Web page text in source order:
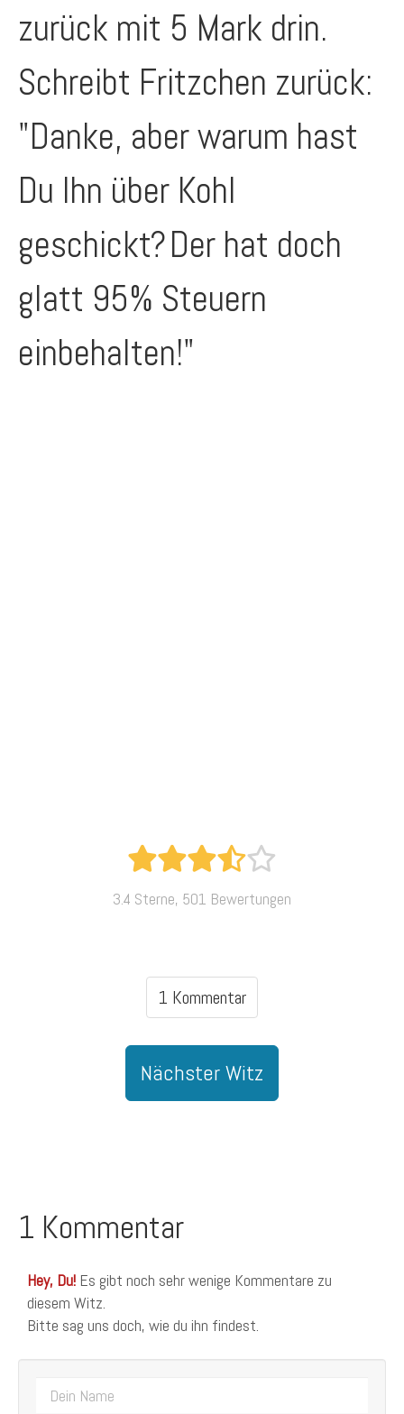
zurück mit 5 Mark drin.
Schreibt Fritzchen zurück:
"Danke, aber warum hast
Du Ihn über Kohl
geschickt?Der hat doch
glatt 95% Steuern
einbehalten!"
3.4 Sterne, 501 Bewertungen
1 Kommentar
Nächster Witz
1 Kommentar
Hey, Du! Es gibt noch sehr wenige Kommentare zu
diesem Witz.
Bitte sag uns doch, wie du ihn findest.